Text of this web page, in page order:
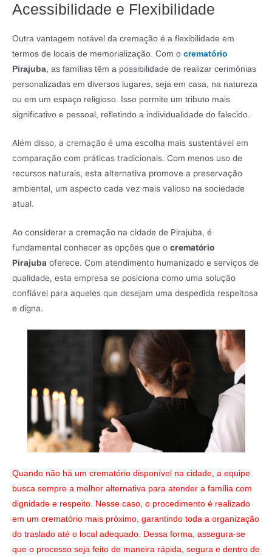
Acessibilidade e Flexibilidade
Outra vantagem notável da cremação é a flexibilidade em
termos de locais de memorialização. Com o crematório
Pirajuba, as famílias têm a possibilidade de realizar cerimônias
personalizadas em diversos lugares, seja em casa, na natureza
ou em um espaço religioso. Isso permite um tributo mais
significativo e pessoal, refletindo a individualidade do falecido.
Além disso, a cremação é uma escolha mais sustentável em
comparação com práticas tradicionais. Com menos uso de
recursos naturais, esta alternativa promove a preservação
ambiental, um aspecto cada vez mais valioso na sociedade
atual.
Ao considerar a cremação na cidade de Pirajuba, é
fundamental conhecer as opções que o crematório
Pirajuba oferece. Com atendimento humanizado e serviços de
qualidade, esta empresa se posiciona como uma solução
confiável para aqueles que desejam uma despedida respeitosa
e digna.
Quando não há um crematório disponível na cidade, a equipe
busca sempre a melhor alternativa para atender a família com
dignidade e respeito. Nesse caso, o procedimento é realizado
em um crematório mais próximo, garantindo toda a organização
do traslado até o local adequado. Dessa forma, assegura-se
que o processo seja feito de maneira rápida, segura e dentro de